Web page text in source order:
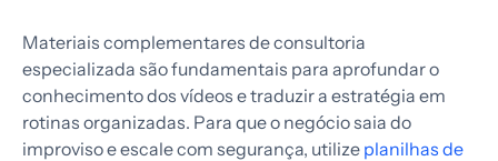
Materiais complementares de consultoria
especializada são fundamentais para aprofundar o
conhecimento dos vídeos e traduzir a estratégia em
rotinas organizadas. Para que o negócio saia do
improviso e escale com segurança, utilize planilhas de